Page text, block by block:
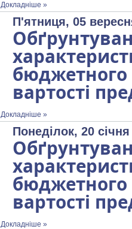
Докладніше »
П'ятниця, 05
вартості
Докладніше »
Понеділок, 20
вартості
Докладніше »